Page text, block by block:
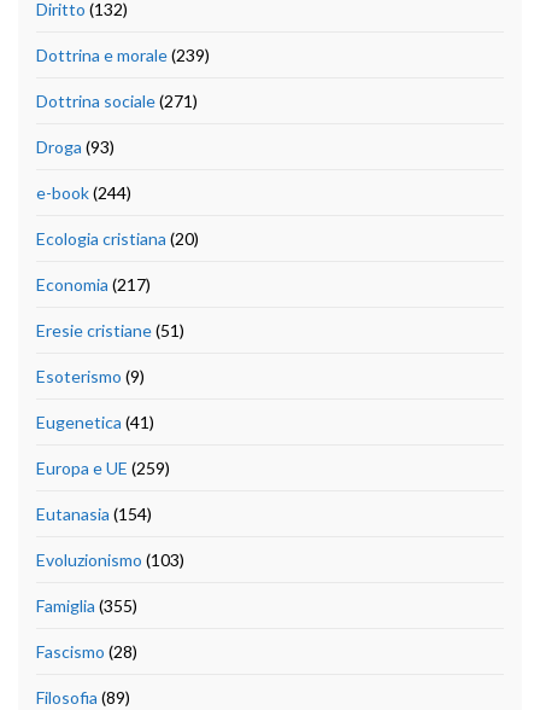
Diritto (132)
Dottrina e morale(239)
Dottrina sociale(271)
Droga (93)
e-book(244)
Ecologia cristiana (20)
Economia (217)
Eresie cristiane(51)
Esoterismo (9)
Eugenetica (41)
Europa e UE (259)
Eutanasia (154)
Evoluzionismo (103)
Famiglia (355)
Fascismo (28)
Filosofia (89)